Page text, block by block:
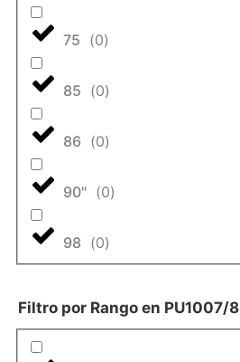
75 (0)
85 (0)
86 (0)
90" (0)
98 (0)
Filtro por Rango en PU1007/8